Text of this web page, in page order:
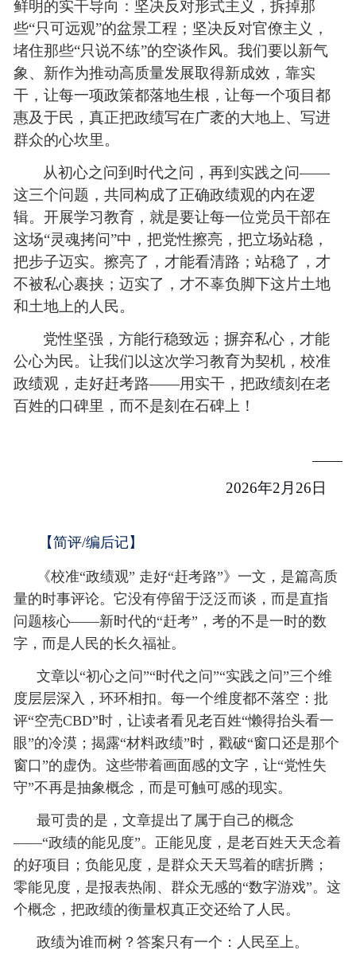
鲜明的实干导向：坚决反对形式主义，拆掉那
些“只可远观”的盆景工程；坚决反对官僚主义，
堵住那些“只说不练”的空谈作风。我们要以新气
象、新作为推动高质量发展取得新成效，靠实
干，让每一项政策都落地生根，让每一个项目都
惠及于民，真正把政绩写在广袤的大地上、写进
群众的心坎里。
从初心之问到时代之问，再到实践之问——
这三个问题，共同构成了正确政绩观的内在逻
辑。开展学习教育，就是要让每一位党员干部在
这场“灵魂拷问”中，把党性擦亮，把立场站稳，
把步子迈实。擦亮了，才能看清路；站稳了，才
不被私心裹挟；迈实了，才不辜负脚下这片土地
和土地上的人民。
党性坚强，方能行稳致远；摒弃私心，才能
公心为民。让我们以这次学习教育为契机，校准
政绩观，走好赶考路——用实干，把政绩刻在老
百姓的口碑里，而不是刻在石碑上！
——
2026年2月26日
【简评/编后记】
《校准“政绩观” 走好“赶考路”》一文，是篇高质
量的时事评论。它没有停留于泛泛而谈，而是直指
问题核心——新时代的“赶考”，考的不是一时的数
字，而是人民的长久福祉。
文章以“初心之问”“时代之问”“实践之问”三个维
度层层深入，环环相扣。每一个维度都不落空：批
评“空壳CBD”时，让读者看见老百姓“懒得抬头看一
眼”的冷漠；揭露“材料政绩”时，戳破“窗口还是那个
窗口”的虚伪。这些带着画面感的文字，让“党性失
守”不再是抽象概念，而是可触可感的现实。
最可贵的是，文章提出了属于自己的概念
——“政绩的能见度”。正能见度，是老百姓天天念着
的好项目；负能见度，是群众天天骂着的瞎折腾；
零能见度，是报表热闹、群众无感的“数字游戏”。这
个概念，把政绩的衡量权真正交还给了人民。
政绩为谁而树？答案只有一个：人民至上。